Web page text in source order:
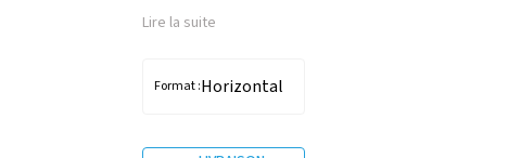
Lire la suite
Format :Horizontal